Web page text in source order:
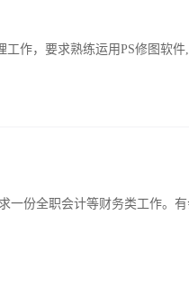
作，要求熟练运用PS修图软件
一份全职会计等财务类工作。